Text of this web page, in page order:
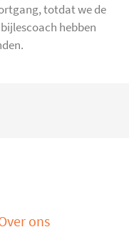
totdat we de
hebben
ons